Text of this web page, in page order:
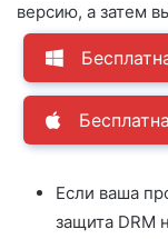
версию, а затем
Если ваша
защита DRM